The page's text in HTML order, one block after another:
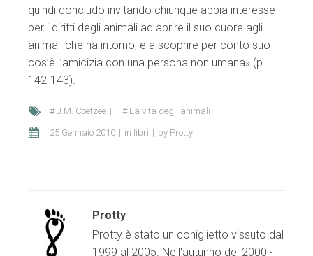
quindi concludo invitando chiunque abbia interesse
per i diritti degli animali ad aprire il suo cuore agli
animali che ha intorno, e a scoprire per conto suo
cos’è l’amicizia con una persona non umana» (p.
142-143).
J.M. Coetzee La vita degli animali
25 Gennaio 2010 in libri by Protty
Protty
Protty è stato un coniglietto vissuto dal
1999 al 2005. Nell'autunno del 2000 -